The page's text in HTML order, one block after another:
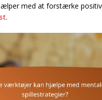
med at forstærke
.